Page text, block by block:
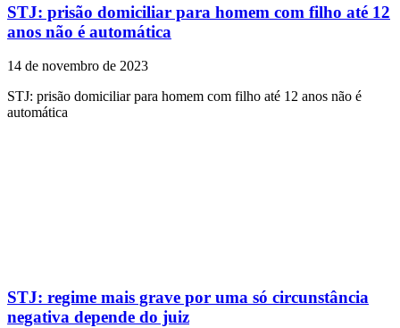
STJ: prisão domiciliar para homem com filho até 12
anos não é automática
14 de novembro de 2023
STJ: prisão domiciliar para homem com filho até 12 anos não é
automática
STJ: regime mais grave por uma só circunstância
negativa depende do juiz